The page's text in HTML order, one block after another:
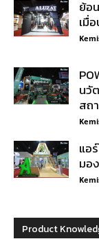
ย้อ
เมื่
นวั
สถ
แอ
มอ
Product